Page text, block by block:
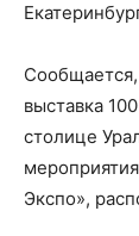
выставка
столице
Экспо»,